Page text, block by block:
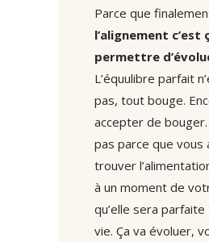
Parce que
l’alignement c’est
permettre
L’équulibre parfait
pas, tout bouge.
accepter de bouger.
pas parce que vous
trouver
à un moment de
qu’elle sera
vie. Ça va évoluer,